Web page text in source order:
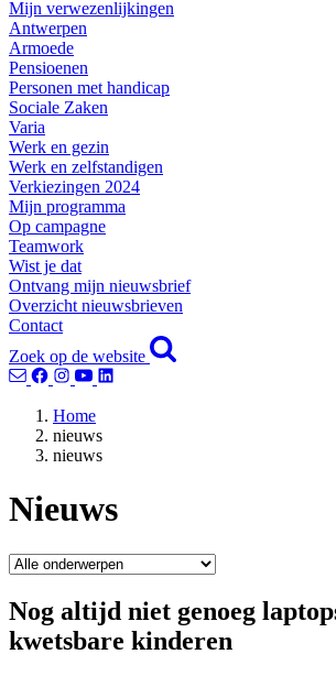
Mijn verwezenlijkingen
Antwerpen
Armoede
Pensioenen
Personen met handicap
Sociale Zaken
Varia
Werk en gezin
Werk en zelfstandigen
Verkiezingen 2024
Mijn programma
Op campagne
Teamwork
Wist je dat
Ontvang mijn nieuwsbrief
Overzicht nieuwsbrieven
Contact
Zoek op de website
Home
nieuws
nieuws
Nieuws
Nog altijd niet genoeg
kwetsbare kinderen